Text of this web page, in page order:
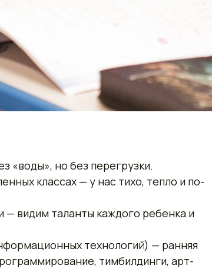
«воды», но без перегрузки.
классах — у нас тихо, тепло и по-
— видим таланты каждого ребенка и
технологий) — ранняя
тимбилдинги, арт-